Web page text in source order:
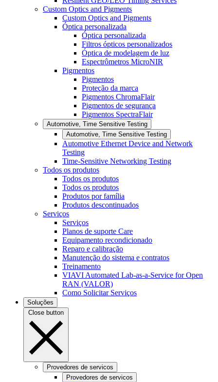
Custom Optics and Pigments
Custom Optics and Pigments
Óptica personalizada
Óptica personalizada
Filtros ópticos personalizados
Óptica de modelagem de luz
Espectrômetros MicroNIR
Pigmentos
Pigmentos
Proteção da marca
Pigmentos ChromaFlair
Pigmentos de segurança
Pigmentos SpectraFlair
Automotive, Time Sensitive Testing
Automotive, Time Sensitive Testing
Automotive Ethernet Device and Network
Testing
Time-Sensitive Networking Testing
Todos os produtos
Todos os produtos
Todos os produtos
Produtos por família
Produtos descontinuados
Serviços
Serviços
Planos de suporte Care
Equipamento recondicionado
Reparo e calibração
Manutenção do sistema e contratos
Treinamento
VIAVI Automated Lab-as-a-Service for Open
RAN (VALOR)
Como Solicitar Serviços
Soluções
Close button
Provedores de servicos
Provedores de servicos